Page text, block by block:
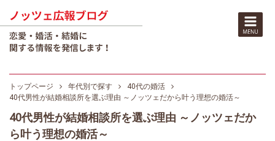
トップページ 年代別で探す
40代の婚活
40代男性が結婚相談所を選ぶ理由 ～ノッツェだから叶う理想の婚活～
40代男性が結婚相談所を選ぶ理由 ～ノッツェだか
ら叶う理想の婚活～